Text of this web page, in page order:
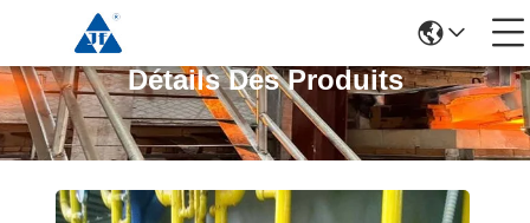
Détails Des Produits